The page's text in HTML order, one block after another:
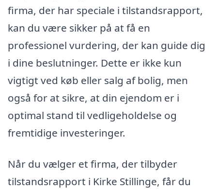
firma, der har speciale i tilstandsrapport,
kan du være sikker på at få en
professionel vurdering, der kan guide dig
i dine beslutninger. Dette er ikke kun
vigtigt ved køb eller salg af bolig, men
også for at sikre, at din ejendom er i
optimal stand til vedligeholdelse og
fremtidige investeringer.
Når du vælger et firma, der tilbyder
tilstandsrapport i Kirke Stillinge, får du